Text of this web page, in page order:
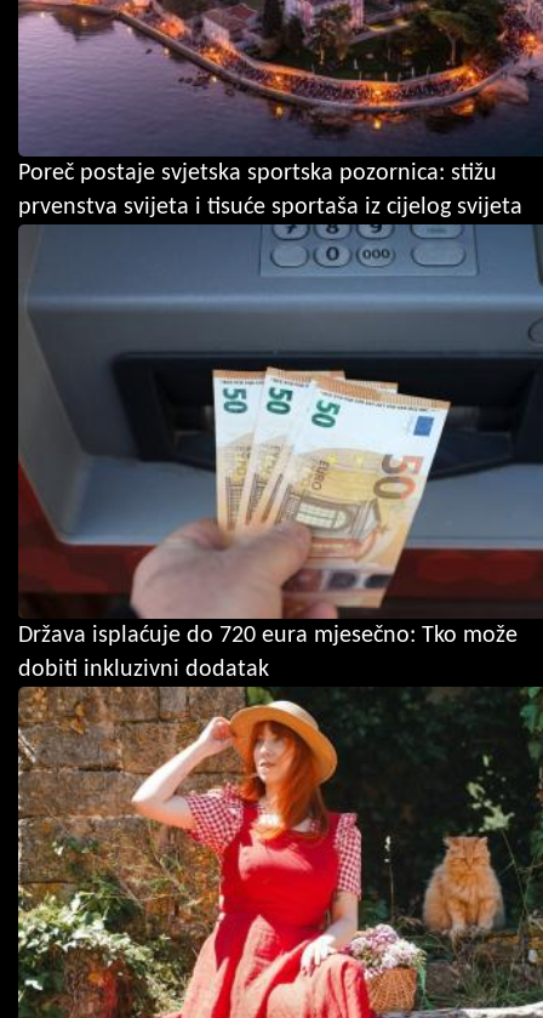
Poreč postaje svjetska sportska pozornica: stižu
prvenstva svijeta i tisuće sportaša iz cijelog svijeta
Država isplaćuje do 720 eura mjesečno: Tko može
dobiti inkluzivni dodatak